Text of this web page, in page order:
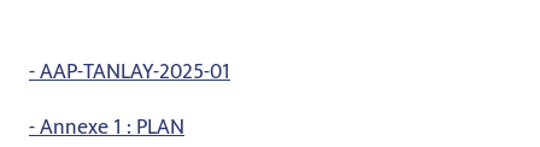
- AAP-TANLAY-2025-01
- Annexe 1 : PLAN